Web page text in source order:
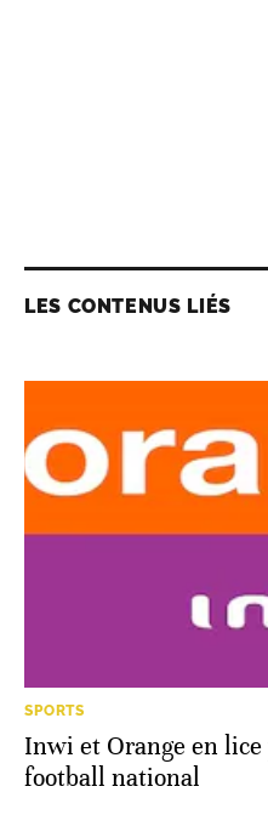
LES CONTENUS LIÉS
SPORTS
Inwi et Orange en
football national